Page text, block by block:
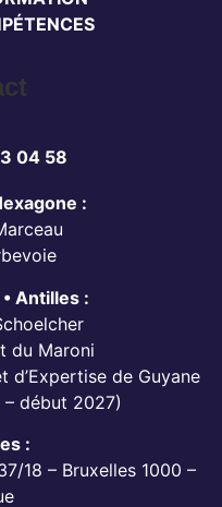
04 58
:
Antilles :
du Maroni
d’Expertise de Guyane
début 2027)
:
18 – Bruxelles 1000 –